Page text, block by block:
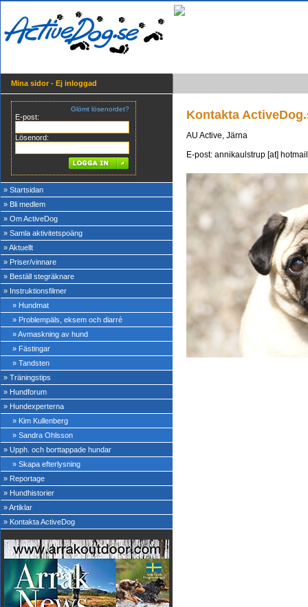
Mina sidor - Ej inloggad
Glömt lösenordet?
E-post:
Lösenord:
» Startsidan
» Bli medlem
» Om ActiveDog
» Samla aktivitetspoäng
» Aktuellt
» Priser/vinnare
» Beställ stegräknare
» Instruktionsfilmer
» Hundmat
» Problempäls, eksem och diarré
» Avmaskning av hund
» Fästingar
» Tandsten
» Träningstips
» Hundforum
» Hundexperterna
» Kim Kullenberg
» Sandra Ohlsson
» Upph. och borttappade hundar
» Skapa efterlysning
» Reportage
» Hundhistorier
» Artiklar
» Kontakta ActiveDog
Kontakta
AU Active, Järna
E-post: annikaulstrup [at]